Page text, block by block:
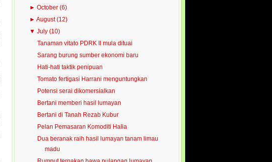
►October(6)
►August(12)
▼July(10)
Tanaman vitato PDRK II mula dituai
Sarang burung sumber ekonomi baru
Hati-hati taktik penipuan
Tomato fertigasi Harrani menguntungkan
Potensi serai dikomersialkan
Bertani memberi hasil lumayan
Bertani di Tanah Rezab Kubur
Pelan Pemasaran Komoditi Halia
Dua beranak raih hasil lumayan tanam limau
madu